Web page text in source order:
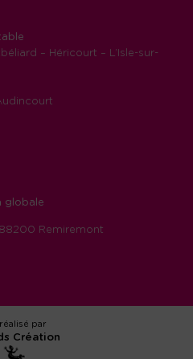
– Héricourt – L’Isle-sur-
globale
88200 Remiremont
par
Création